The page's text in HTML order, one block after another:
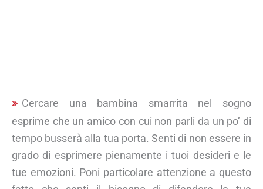
Cercare una bambina smarrita nel sogno
esprime che un amico con cui non parli da un po’ di
tempo busserà alla tua porta. Senti di non essere in
grado di esprimere pienamente i tuoi desideri e le
tue emozioni. Poni particolare attenzione a questo